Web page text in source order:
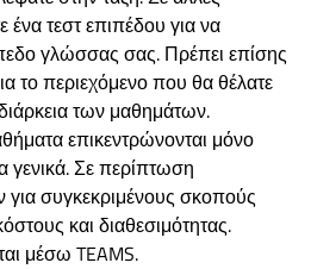
ένα τεστ επιπέδου για να
γλώσσας σας. Πρέπει επίσης
το περιεχόμενο που θα θέλατε
των μαθημάτων.
επικεντρώνονται μόνο
γενικά. Σε περίπτωση
συγκεκριμένους σκοπούς
και διαθεσιμότητας.
μέσω TEAMS.